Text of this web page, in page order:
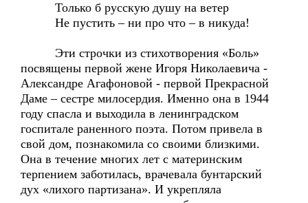
Только б русскую душу на ветер
Не пустить – ни про что – в никуда!
Эти строчки из стихотворения «Боль»
посвящены первой жене Игоря Николаевича -
Александре Агафоновой - первой Прекрасной
Даме – сестре милосердия. Именно она в 1944
году спасла и выходила в ленинградском
госпитале раненного поэта. Потом привела в
свой дом, познакомила со своими близкими.
Она в течение многих лет с материнским
терпением заботилась, врачевала бунтарский
дух «лихого партизана». И укрепляла